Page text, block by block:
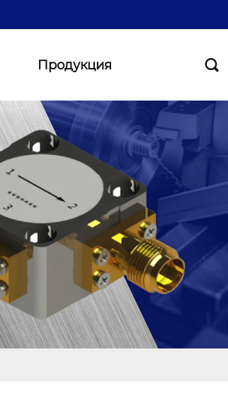
Продукция 